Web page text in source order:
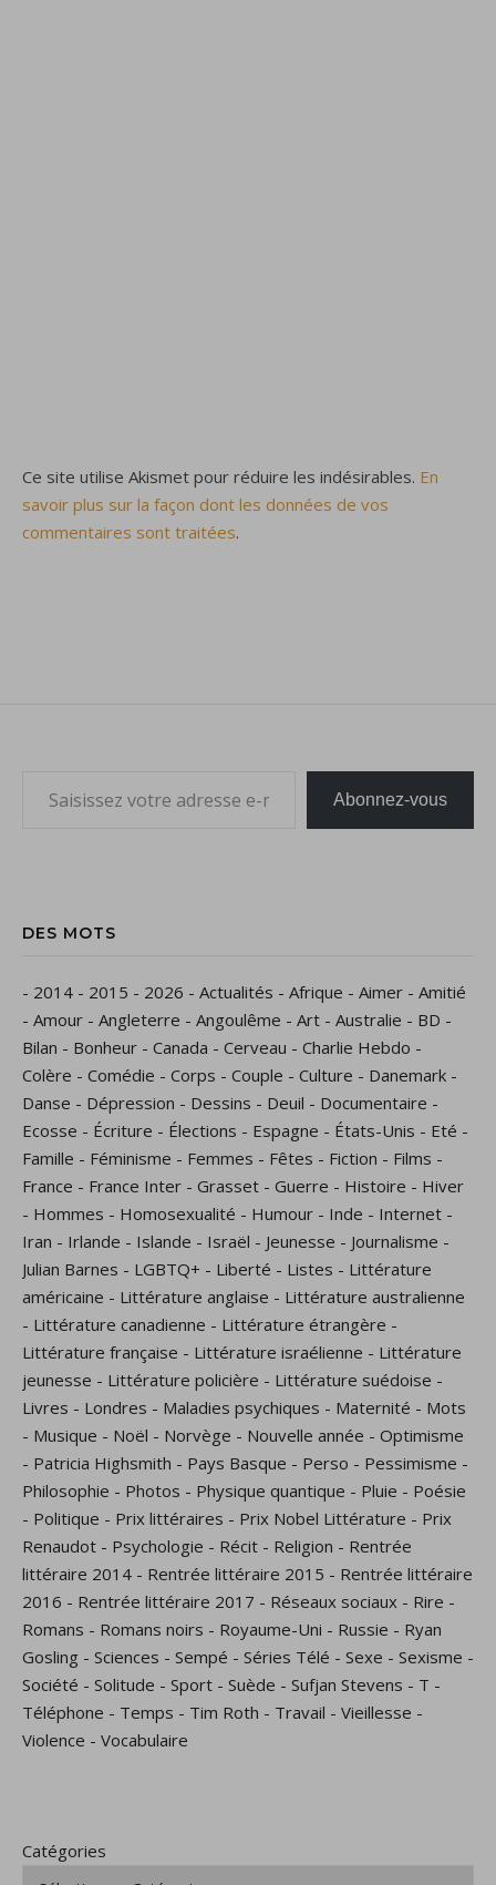
Ce site utilise Akismet pour réduire les indésirables. En
savoir plus sur la façon dont les données de vos
commentaires sont traitées.
Abonnez-vous
DES MOTS
- 2014 - 2015 - 2026 - Actualités - Afrique - Aimer - Amitié
- Amour - Angleterre - Angoulême - Art - Australie - BD -
Bilan - Bonheur - Canada - Cerveau - Charlie Hebdo -
Colère - Comédie - Corps - Couple - Culture - Danemark -
Danse - Dépression - Dessins - Deuil - Documentaire -
Ecosse - Écriture - Élections - Espagne - États-Unis - Eté -
Famille - Féminisme - Femmes - Fêtes - Fiction - Films -
France - France Inter - Grasset - Guerre - Histoire - Hiver
- Hommes - Homosexualité - Humour - Inde - Internet -
Iran - Irlande - Islande - Israël - Jeunesse - Journalisme -
Julian Barnes - LGBTQ+ - Liberté - Listes - Littérature
américaine - Littérature anglaise - Littérature australienne
- Littérature canadienne - Littérature étrangère -
Littérature française - Littérature israélienne - Littérature
jeunesse - Littérature policière - Littérature suédoise -
Livres - Londres - Maladies psychiques - Maternité - Mots
- Musique - Noël - Norvège - Nouvelle année - Optimisme
- Patricia Highsmith - Pays Basque - Perso - Pessimisme -
Philosophie - Photos - Physique quantique - Pluie - Poésie
- Politique - Prix littéraires - Prix Nobel Littérature - Prix
Renaudot - Psychologie - Récit - Religion - Rentrée
littéraire 2014 - Rentrée littéraire 2015 - Rentrée littéraire
2016 - Rentrée littéraire 2017 - Réseaux sociaux - Rire -
Romans - Romans noirs - Royaume-Uni - Russie - Ryan
Gosling - Sciences - Sempé - Séries Télé - Sexe - Sexisme -
Société - Solitude - Sport - Suède - Sufjan Stevens - T -
Téléphone - Temps - Tim Roth - Travail - Vieillesse -
Violence - Vocabulaire
Catégories